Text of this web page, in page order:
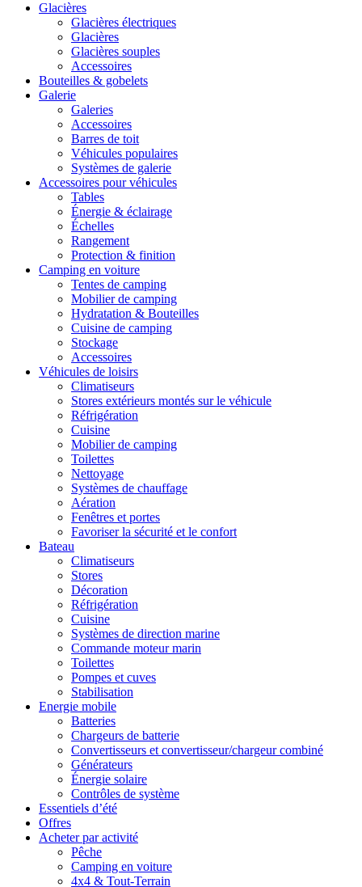
Glacières
Glacières électriques
Glacières
Glacières souples
Accessoires
Bouteilles & gobelets
Galerie
Galeries
Accessoires
Barres de toit
Véhicules populaires
Systèmes de galerie
Accessoires pour véhicules
Tables
Énergie & éclairage
Échelles
Rangement
Protection & finition
Camping en voiture
Tentes de camping
Mobilier de camping
Hydratation & Bouteilles
Cuisine de camping
Stockage
Accessoires
Véhicules de loisirs
Climatiseurs
Stores extérieurs montés sur le véhicule
Réfrigération
Cuisine
Mobilier de camping
Toilettes
Nettoyage
Systèmes de chauffage
Aération
Fenêtres et portes
Favoriser la sécurité et le confort
Bateau
Climatiseurs
Stores
Décoration
Réfrigération
Cuisine
Systèmes de direction marine
Commande moteur marin
Toilettes
Pompes et cuves
Stabilisation
Energie mobile
Batteries
Chargeurs de batterie
Convertisseurs et convertisseur/chargeur combiné
Générateurs
Énergie solaire
Contrôles de système
Essentiels d’été
Offres
Acheter par activité
Pêche
Camping en voiture
4x4 & Tout-Terrain